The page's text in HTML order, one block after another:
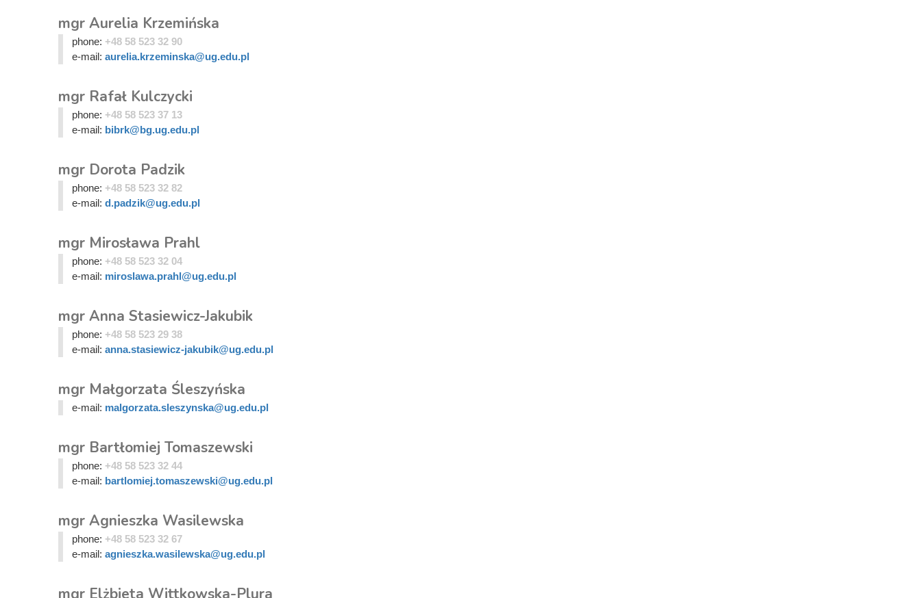
mgr Aurelia Krzemińska
phone: +48 58 523 32 90
e-mail: aurelia.krzeminska@ug.edu.pl
mgr Rafał Kulczycki
phone: +48 58 523 37 13
e-mail: bibrk@bg.ug.edu.pl
mgr Dorota Padzik
phone: +48 58 523 32 82
e-mail: d.padzik@ug.edu.pl
mgr Mirosława Prahl
phone: +48 58 523 32 04
e-mail: miroslawa.prahl@ug.edu.pl
mgr Anna Stasiewicz-Jakubik
phone: +48 58 523 29 38
e-mail: anna.stasiewicz-jakubik@ug.edu.pl
mgr Małgorzata Śleszyńska
e-mail: malgorzata.sleszynska@ug.edu.pl
mgr Bartłomiej Tomaszewski
phone: +48 58 523 32 44
e-mail: bartlomiej.tomaszewski@ug.edu.pl
mgr Agnieszka Wasilewska
phone: +48 58 523 32 67
e-mail: agnieszka.wasilewska@ug.edu.pl
mgr Elżbieta Wittkowska-Plura